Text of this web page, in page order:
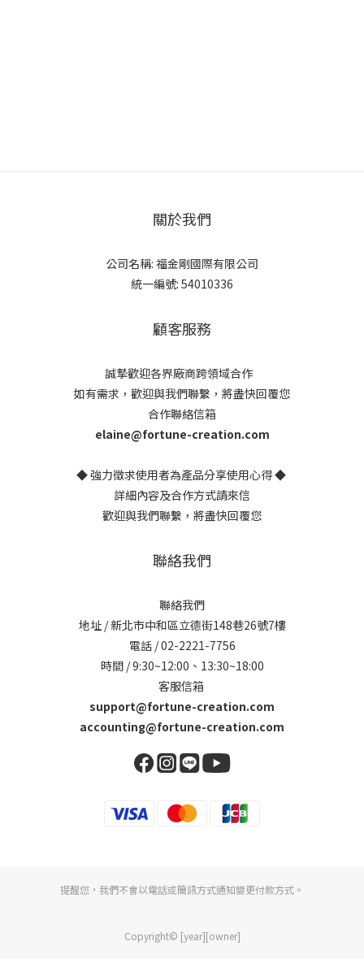
關於我們
公司名稱: 福金剛國際有限公司
統一編號: 54010336
顧客服務
誠摯歡迎各界廠商跨領域合作
如有需求，歡迎與我們聯繫，將盡快回覆您
合作聯絡信箱
elaine@fortune-creation.com
◆ 強力徵求使用者為產品分享使用心得 ◆
詳細內容及合作方式請來信
歡迎與我們聯繫，將盡快回覆您
聯絡我們
聯絡我們
地址 / 新北市中和區立德街148巷26號7樓
電話 / 02-2221-7756
時間 / 9:30~12:00、13:30~18:00
客服信箱
support@fortune-creation.com
accounting@fortune-creation.com
提醒您，我們不會以電話或簡訊方式通知變更付款方式。
Copyright© [year][owner]